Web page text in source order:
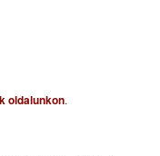
oldalunkon.